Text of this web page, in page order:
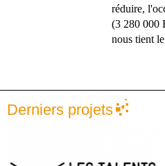
réduire,
(3 280 000
nous tient
Derniers projets